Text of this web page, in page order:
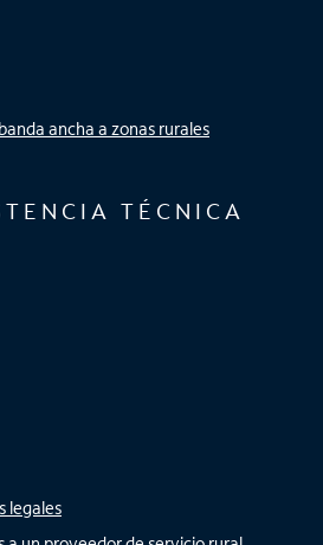
ancha a zonas rurales
TÉCNICA
legales